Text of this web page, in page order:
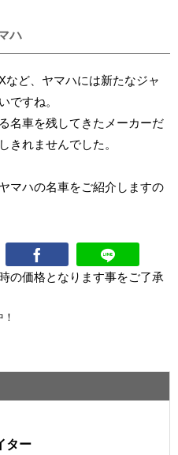
ハ
など、ヤマハには新たなジャ
ですね。
名車を残してきたメーカーだ
きれませんでした。
マハの名車をご紹介しますの
の価格となります事をご了承
ター